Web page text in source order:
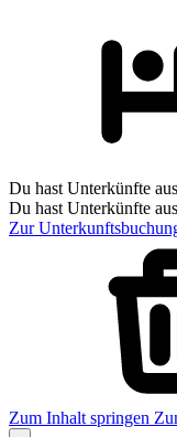
Du hast Unterkünfte
Du hast Unterkünfte
Zur
Zum Inhalt springen